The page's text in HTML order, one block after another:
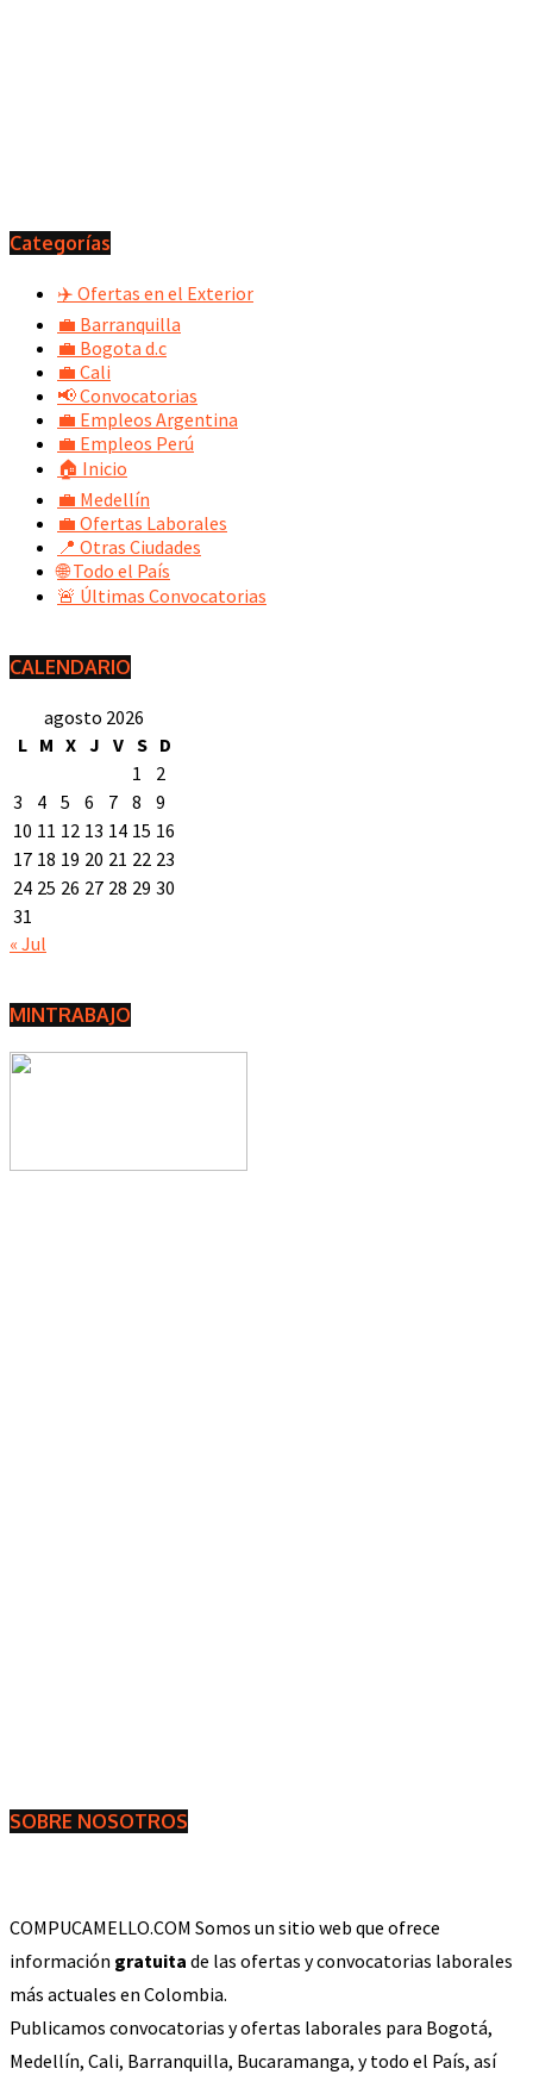
Categorías
✈️ Ofertas en el Exterior
💼 Barranquilla
💼 Bogota d.c
💼 Cali
📢 Convocatorias
💼 Empleos Argentina
💼 Empleos Perú
🏠 Inicio
💼 Medellín
💼 Ofertas Laborales
📍 Otras Ciudades
🌐 Todo el País
🚨 Últimas Convocatorias
CALENDARIO
agosto 2026
L M X J V S D
1
2
3
4 5 6 7 8
9
10 11 12 13 14 15 16
17 18 19 20 21 22 23
24 25 26 27 28 29 30
31
« Jul
MINTRABAJO
SOBRE NOSOTROS
COMPUCAMELLO.COM Somos un sitio web que ofrece
información gratuita de las ofertas y convocatorias laborales
más actuales en Colombia.
Publicamos convocatorias y ofertas laborales para Bogotá,
Medellín, Cali, Barranquilla, Bucaramanga, y todo el País, así